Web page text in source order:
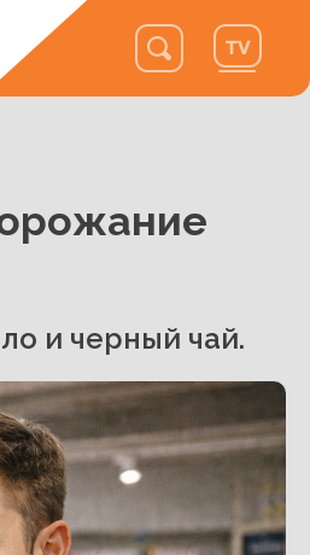
и черный чай.